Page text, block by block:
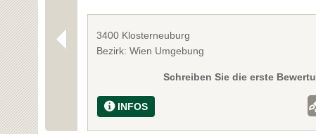
3400 Klosterneuburg
Bezirk: Wien Umgebung
Schreiben Sie die erste
INFOS